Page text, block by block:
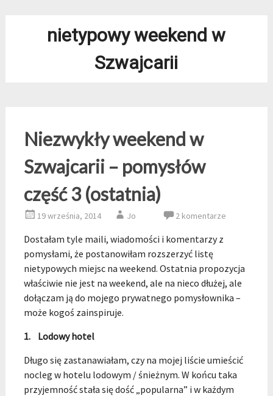
nietypowy weekend w
Szwajcarii
Niezwykły weekend w
Szwajcarii – pomysłów
część 3 (ostatnia)
19 września, 2014 Jo 2 komentarze
Dostałam tyle maili, wiadomości i komentarzy z
pomysłami, że postanowiłam rozszerzyć listę
nietypowych miejsc na weekend. Ostatnia propozycja
właściwie nie jest na weekend, ale na nieco dłużej, ale
dołączam ją do mojego prywatnego pomysłownika –
może kogoś zainspiruje.
1. Lodowy hotel
Długo się zastanawiałam, czy na mojej liście umieścić
nocleg w hotelu lodowym / śnieżnym. W końcu taka
przyjemność stała się dość „popularna” i w każdym